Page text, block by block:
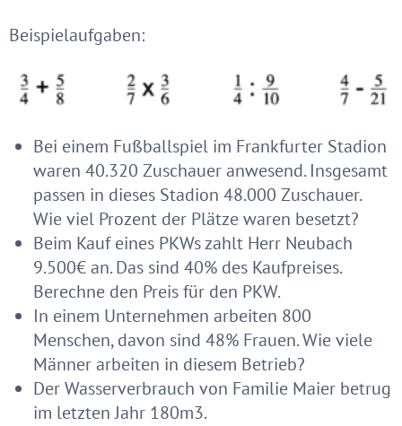
Beispielaufgaben:
Bei einem Fußballspiel im Frankfurter Stadion
waren 40.320 Zuschauer anwesend. Insgesamt
passen in dieses Stadion 48.000 Zuschauer.
Wie viel Prozent der Plätze waren besetzt?
Beim Kauf eines PKWs zahlt Herr Neubach
9.500€ an. Das sind 40% des Kaufpreises.
Berechne den Preis für den PKW.
In einem Unternehmen arbeiten 800
Menschen, davon sind 48% Frauen. Wie viele
Männer arbeiten in diesem Betrieb?
Der Wasserverbrauch von Familie Maier betrug
im letzten Jahr 180m3.